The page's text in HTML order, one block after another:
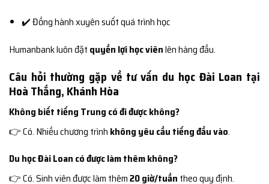
✔️ Đồng hành xuyên suốt quá trình học
Humanbank luôn đặt quyền lợi học viênlên hàng đầu.
Câu hỏi thường gặp về tư vấn du học Đài Loan tại
Hoà Thắng, Khánh Hòa
Không biết tiếng Trung có đi được không?
👉 Có. Nhiều chương trình không yêu cầu tiếng đầu vào.
Du học Đài Loan có được làm thêm không?
👉 Có. Sinh viên được làm thêm20 giờ/tuần theo quy định.